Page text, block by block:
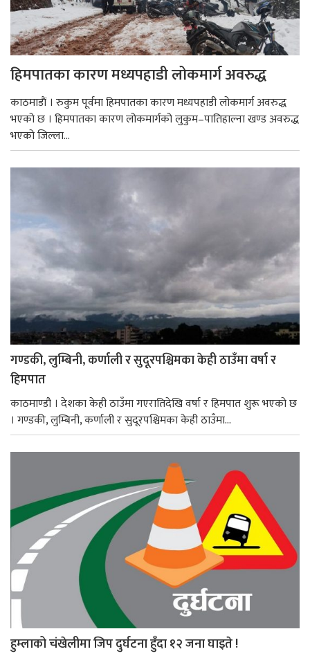
हिमपातका कारण मध्यपहाडी लोकमार्ग अवरुद्ध
काठमाडाैं । रुकुम पूर्वमा हिमपातका कारण मध्यपहाडी लोकमार्ग अवरुद्ध
भएको छ । हिमपातका कारण लोकमार्गको लुकुम–पातिहाल्ना खण्ड अवरुद्ध
भएको जिल्ला...
गण्डकी, लुम्बिनी, कर्णाली र सुदूरपश्चिमका केही ठाउँमा वर्षा र
हिमपात
काठमाण्डौ । देशका केही ठाउँमा गएरातिदेखि वर्षा र हिमपात शुरू भएको छ
। गण्डकी, लुम्बिनी, कर्णाली र सुदूरपश्चिमका केही ठाउँमा...
हुम्लाको चंखेलीमा जिप दुर्घटना हुँदा १२ जना घाइते !